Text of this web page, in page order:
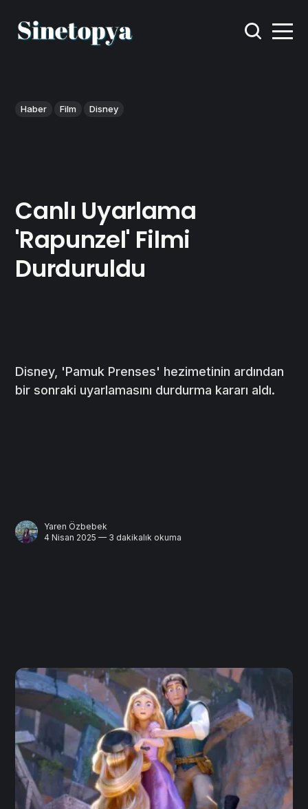
Haber Film Disney
Canlı Uyarlama
'Rapunzel' Filmi
Durduruldu
Disney, 'Pamuk Prenses' hezimetinin ardından
bir sonraki uyarlamasını durdurma kararı aldı.
Yaren Özbebek
4 Nisan 2025 — 3 dakikalık okuma